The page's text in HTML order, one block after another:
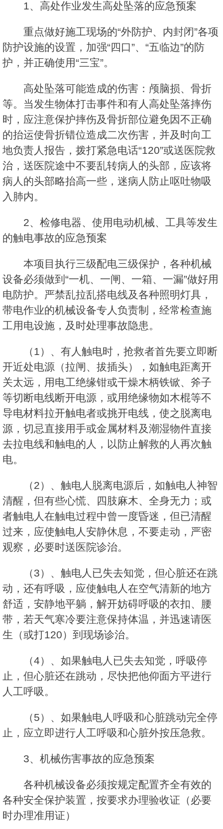
1、高处作业发生高处坠落的应急预案
重点做好施工现场的“外防护、内封闭”各项
防护设施的设置，加强“四口”、“五临边”的防
护，并正确使用“三宝”。
高处坠落可能造成的伤害：颅脑损、骨折
等。当发生物体打击事件和有人高处坠落摔伤
时，应注意保护摔伤及骨折部位避免因不正确
的抬运使骨折错位造成二次伤害，并及时向工
地负责人报告，拨打紧急电话“120”或送医院救
治，送医院途中不要乱转病人的头部，应该将
病人的头部略抬高一些，迷病人防止呕吐物吸
入肺内。
2、检修电器、使用电动机械、工具等发生
的触电事故的应急预案
本项目执行三级配电三级保护，各种机械
设备必须做到“一机、一闸、一箱、一漏”做好用
电防护。严禁乱拉乱搭电线及各种照明灯具，
带电作业的机械设备专人负责制，经常检查施
工用电设施，及时处理事故隐患。
（1）、有人触电时，抢救者首先要立即断
开近处电源（拉闸、拔插头），如触电距离开
关太远，用电工绝缘钳或干燥木柄铁锨、斧子
等切断电线断开电源，或用绝缘物如木棍等不
导电材料拉开触电者或挑开电线，使之脱离电
源，切忌直接用手或金属材料及潮湿物件直接
去拉电线和触电的人，以防止解救的人再次触
电。
（2）、触电人脱离电源后，如触电人神智
清醒，但有些心慌、四肢麻木、全身无力；或
者触电人在触电过程中曾一度昏迷，但已清醒
过来，应使触电人安静休息，不要走动，严密
观察，必要时送医院诊治。
（3）、触电人已失去知觉，但心脏还在跳
动，还有呼吸，应使触电人在空气清新的地方
舒适，安静地平躺，解开妨碍呼吸的衣扣、腰
带，若天气寒冷要注意保持体温，并迅速请医
生（或打120）到现场诊治。
（4）、如果触电人已失去知觉，呼吸停
止，但心脏还在跳动，尽快把他仰面方平进行
人工呼吸。
（5）、如果触电人呼吸和心脏跳动完全停
止，应立即进行人工呼吸和心脏外按压急救。
3、机械伤害事故的应急预案
各种机械设备必须按规定配置齐全有效的
各种安全保护装置，按要求办理验收证（必要
时办理准用证）